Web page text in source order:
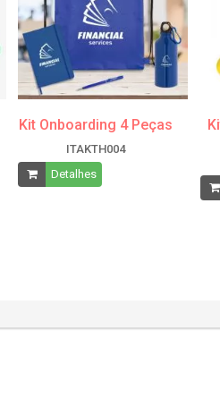
Kit Onboarding 4 Peças
ITAKTH004
Detalhes